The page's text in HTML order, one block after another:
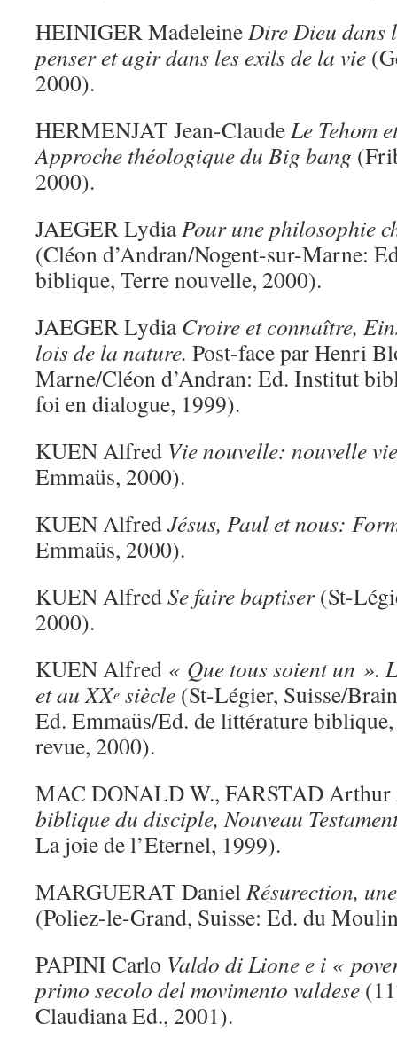
HEINIGER MadeleineDire Dieu dans
penser et agir dans les exils de la vie
2000).
HERMENJAT Jean-ClaudeLe Tehom
Approche théologique du Big bang
2000).
JAEGER LydiaPour une philosophie
(Cléon d’Andran/Nogent-sur-Marne:
biblique, Terre nouvelle, 2000).
JAEGER LydiaCroire et connaître,
lois de la nature. Post-face par Henri
Marne/Cléon d’Andran: Ed. Institut
foi en dialogue, 1999).
KUEN Alfred Vie nouvelle: nouvelle vie
Emmaüs, 2000).
KUEN AlfredJésus, Paul et nous:
Emmaüs, 2000).
KUEN AlfredSe faire baptiser(St-
2000).
KUEN Alfred « Que tous soient un ».
et au XXe siècle (St-Légier, Suisse/
Ed. Emmaüs/Ed. de littérature
revue, 2000).
MAC DONALD W., FARSTAD Arthur
biblique du disciple, Nouveau
La joie de l’Eternel, 1999).
MARGUERAT DanielRésurection,
(Poliez-le-Grand, Suisse: Ed. du
PAPINI Carlo Valdo di Lione e i «
primo secolo del movimento valdese
Claudiana Ed., 2001).